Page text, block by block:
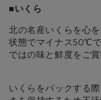
■いくら
北の名産いくらを心
状態でマイナス50℃
ではの味と鮮度をご賞
いくらをパックする